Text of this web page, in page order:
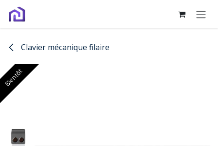
Se rendre au contenu
Clavier mécanique filaire
Bientôt